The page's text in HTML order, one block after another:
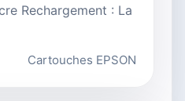
Rechargement : La
Cartouches EPSON